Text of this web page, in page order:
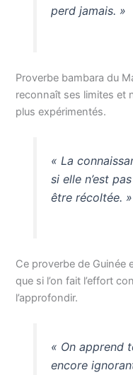
perd jamais. »
Proverbe bambara du
reconnaît ses limites et
plus expérimentés.
« La
si elle n’est
être récoltée. »
Ce proverbe de Guinée
que si l’on fait l’effort
l’approfondir.
« On apprend
encore